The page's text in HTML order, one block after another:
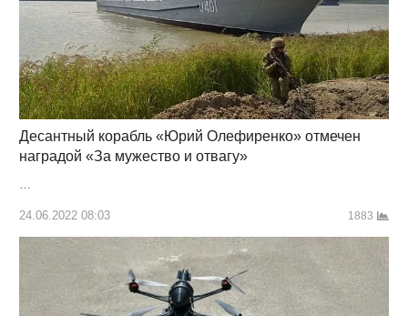
Десантный корабль «Юрий Олефиренко» отмечен
наградой «За мужество и отвагу»
24.06.2022 08:03 1883